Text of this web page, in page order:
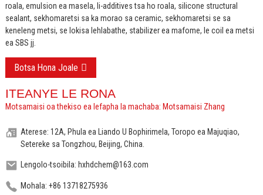
roala, emulsion ea masela, li-additives tsa ho roala, silicone structural
sealant, sekhomaretsi sa ka morao sa ceramic, sekhomaretsi se sa
keneleng metsi, se lokisa lehlabathe, stabilizer ea mafome, le coil ea metsi
ea SBS jj.
Botsa Hona Joale
ITEANYE LE RONA
Motsamaisi oa thekiso ea lefapha la machaba: Motsamaisi Zhang
Aterese: 12A, Phula ea Liando U Bophirimela, Toropo ea Majuqiao,
Setereke sa Tongzhou, Beijing, China.
Lengolo-tsoibila: hxhdchem@163.com
Mohala: +86 13718275936